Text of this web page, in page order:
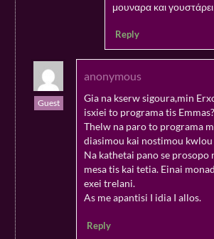
μουναρα και
Reply
Guest
anonymous
Gia na kserw sigoura,min
isxiei to programa tis Emmas?
Thelw na paro to programa
diasimou kai nostimou kwlou
Na kathetai pano se prosopo
mesa tis kai tetia. Einai
exei trelani.
As me apantisi I idia I allos.
Reply